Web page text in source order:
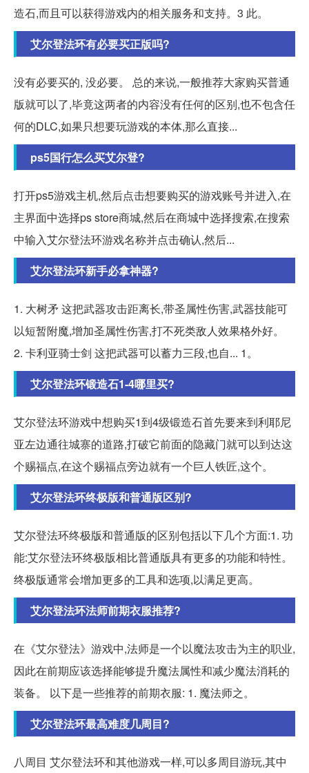
造石,而且可以获得游戏内的相关服务和支持。3 此。
艾尔登法环有必要买正版吗?
没有必要买的, 没必要。 总的来说,一般推荐大家购买普通
版就可以了,毕竟这两者的内容没有任何的区别,也不包含任
何的DLC,如果只想要玩游戏的本体,那么直接...
ps5国行怎么买艾尔登?
打开ps5游戏主机,然后点击想要购买的游戏账号并进入,在
主界面中选择ps store商城,然后在商城中选择搜索,在搜索
中输入艾尔登法环游戏名称并点击确认,然后...
艾尔登法环新手必拿神器?
1. 大树矛 这把武器攻击距离长,带圣属性伤害,武器技能可
以短暂附魔,增加圣属性伤害,打不死类敌人效果格外好。
2. 卡利亚骑士剑 这把武器可以蓄力三段,也自... 1。
艾尔登法环锻造石1-4哪里买?
艾尔登法环游戏中想购买1到4级锻造石首先要来到利耶尼
亚左边通往城寨的道路,打破它前面的隐藏门就可以到达这
个赐福点,在这个赐福点旁边就有一个巨人铁匠,这个。
艾尔登法环终极版和普通版区别?
艾尔登法环终极版和普通版的区别包括以下几个方面:1. 功
能:艾尔登法环终极版相比普通版具有更多的功能和特性。
终极版通常会增加更多的工具和选项,以满足更高。
艾尔登法环法师前期衣服推荐?
在《艾尔登法》游戏中,法师是一个以魔法攻击为主的职业,
因此在前期应该选择能够提升魔法属性和减少魔法消耗的
装备。 以下是一些推荐的前期衣服: 1. 魔法师之。
艾尔登法环最高难度几周目?
八周目 艾尔登法环和其他游戏一样,可以多周目游玩,其中